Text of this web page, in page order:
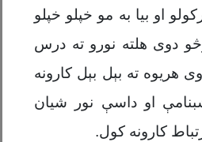
او بیا به مو خپلو خپلو
دوی هلته نورو ته درس
هریوه ته بېل بېل کارونه
او داسې نور شیان
کارونه کول.